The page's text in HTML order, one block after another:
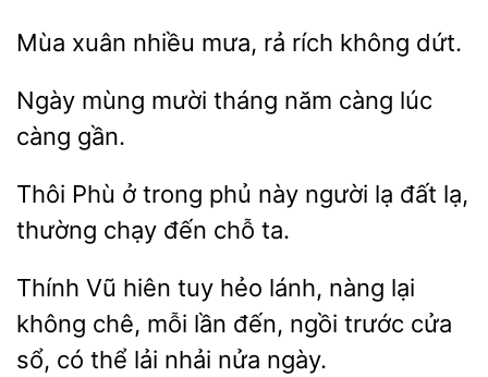
Mùa nhiều mưa, rả dứt.
Ngày mùng mười tháng
lúc
gần.
ở
phủ này người lạ đất lạ,
thường chạy đến chỗ ta.
Thính Vũ hiên tuy hẻo lánh,
lại
không
mỗi lần đến, ngồi trước cửa
sổ, có thể lải
nửa ngày.